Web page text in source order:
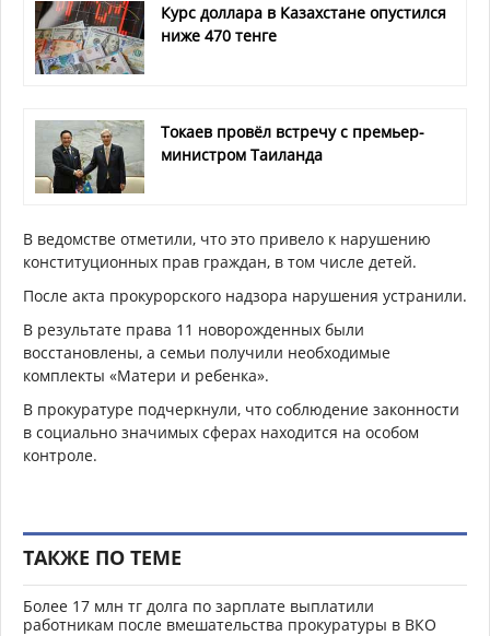
Курс доллара в Казахстане опустился
ниже 470 тенге
Токаев провёл встречу с премьер-
министром Таиланда
В ведомстве отметили, что это привело к нарушению
конституционных прав граждан, в том числе детей.
После акта прокурорского надзора нарушения устранили.
В результате права 11 новорожденных были
восстановлены, а семьи получили необходимые
комплекты «Матери и ребенка».
В прокуратуре подчеркнули, что соблюдение законности
в социально значимых сферах находится на особом
контроле.
ТАКЖЕ ПО ТЕМЕ
Более 17 млн тг долга по зарплате выплатили
работникам после вмешательства прокуратуры в ВКО